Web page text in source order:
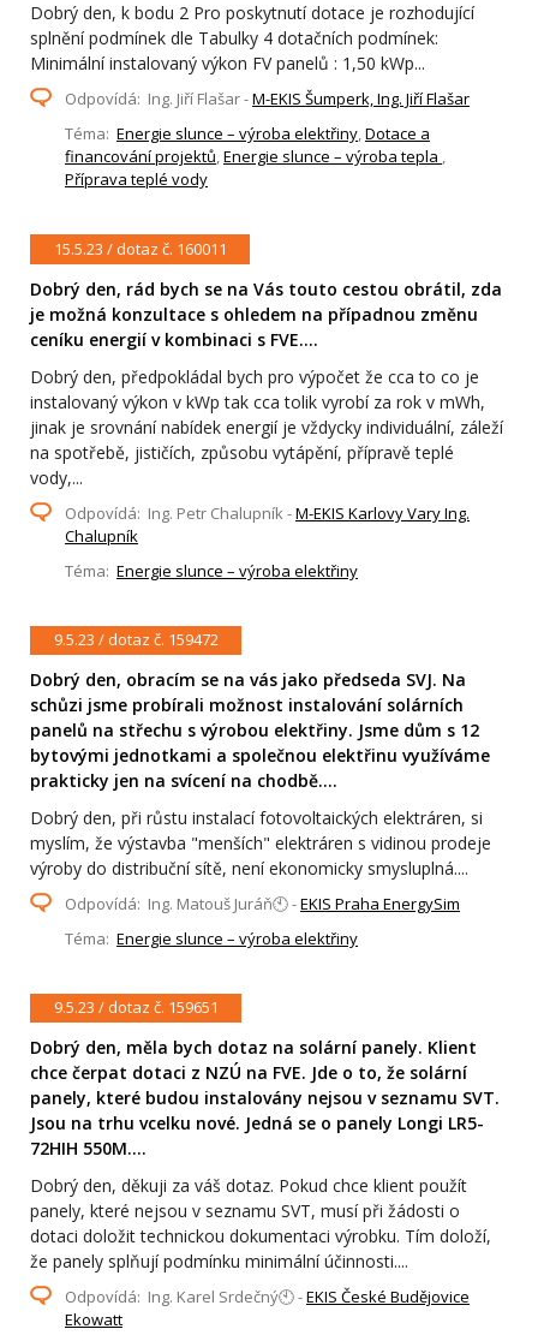
Dobrý den, k bodu 2 Pro poskytnutí dotace je rozhodující
splnění podmínek dle Tabulky 4 dotačních podmínek:
Minimální instalovaný výkon FV panelů : 1,50 kWp...
Odpovídá: Ing. Jiří Flašar -M-EKIS Šumperk, Ing. Jiří Flašar
Téma: Energie slunce – výroba elektřiny,Dotace a
financování projektů,Energie slunce – výroba tepla ,
Příprava teplé vody
15.5.23 / dotaz č. 160011
Dobrý den, rád bych se na Vás touto cestou obrátil, zda
je možná konzultace s ohledem na případnou změnu
ceníku energií v kombinaci s FVE....
Dobrý den, předpokládal bych pro výpočet že cca to co je
instalovaný výkon v kWp tak cca tolik vyrobí za rok v mWh,
jinak je srovnání nabídek energií je vždycky individuální, záleží
na spotřebě, jističích, způsobu vytápění, přípravě teplé
vody,...
Odpovídá: Ing. Petr Chalupník -M-EKIS Karlovy Vary Ing.
Chalupník
Téma: Energie slunce – výroba elektřiny
9.5.23 / dotaz č. 159472
Dobrý den, obracím se na vás jako předseda SVJ. Na
schůzi jsme probírali možnost instalování solárních
panelů na střechu s výrobou elektřiny. Jsme dům s 12
bytovými jednotkami a společnou elektřinu využíváme
prakticky jen na svícení na chodbě....
Dobrý den, při růstu instalací fotovoltaických elektráren, si
myslím, že výstavba "menších" elektráren s vidinou prodeje
výroby do distribuční sítě, není ekonomicky smysluplná....
Odpovídá: Ing. Matouš Juráň🕙 -EKIS Praha EnergySim
Téma: Energie slunce – výroba elektřiny
9.5.23 / dotaz č. 159651
Dobrý den, měla bych dotaz na solární panely. Klient
chce čerpat dotaci z NZÚ na FVE. Jde o to, že solární
panely, které budou instalovány nejsou v seznamu SVT.
Jsou na trhu vcelku nové. Jedná se o panely Longi LR5-
72HIH 550M....
Dobrý den, děkuji za váš dotaz. Pokud chce klient použít
panely, které nejsou v seznamu SVT, musí při žádosti o
dotaci doložit technickou dokumentaci výrobku. Tím doloží,
že panely splňují podmínku minimální účinnosti....
Odpovídá: Ing. Karel Srdečný🕙 -EKIS České Budějovice
Ekowatt